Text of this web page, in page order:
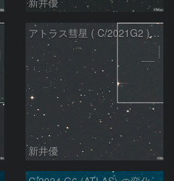
アトラス彗星 ( C/2021G2 )：2026/07/08
新井優